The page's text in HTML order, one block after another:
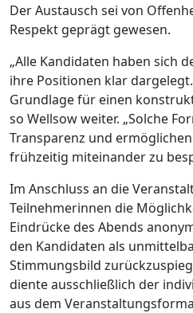
Der Austausch sei von
Respekt geprägt gewesen.
„Alle Kandidaten haben sich
ihre Positionen klar
Grundlage für einen
so Wellsow weiter. „Solche
Transparenz und
frühzeitig miteinander zu
Im Anschluss an die
Teilnehmerinnen die
Eindrücke des Abends
den Kandidaten als
Stimmungsbild
diente ausschließlich der
aus dem